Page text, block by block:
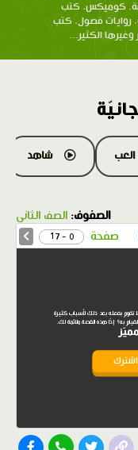
كوميكس، كتب
روايات فصول، كتب
الكثير...
العب شاهد
الصفوف: الصف الثاني
صفحة 0 - 17
بفعله بعد ذلك لأسباب كثيرة
به؟ إذًا هذه القصة ملائمة لك.
اشترك